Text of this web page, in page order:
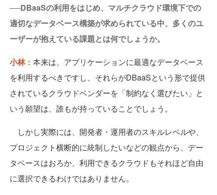
──DBaaSの利用をはじめ、マルチクラウド環境下での
適切なデータベース構築が求められている中、多くのユ
ーザーが抱えている課題とは何でしょうか。
小林：本来は、アプリケーションに最適なデータベース
を利用するべきですし、それらがDBaaSという形で提供
されているクラウドベンダーを「制約なく選びたい」と
いう願望は、誰もが持っていることでしょう。
しかし実際には、開発者・運用者のスキルレベルや、
プロジェクト横断的に統制したいなどの観点から、デー
タベースはおろか、利用できるクラウドもそれほど自由
に選択できるわけではありません。